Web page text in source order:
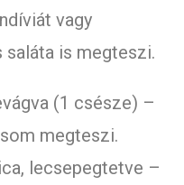
vagy
saláta is megteszi.
(1 csésze) –
megteszi.
lecsepegtetve –